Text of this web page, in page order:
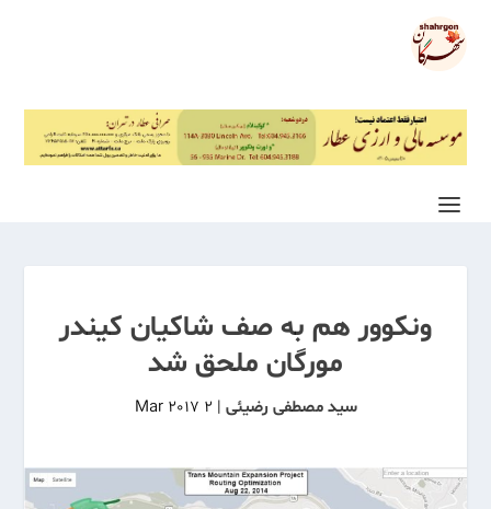
ونکوور هم به صف شاکیان کیندر
مورگان ملحق شد
سید مصطفی رضیئی |
2 Mar 2017